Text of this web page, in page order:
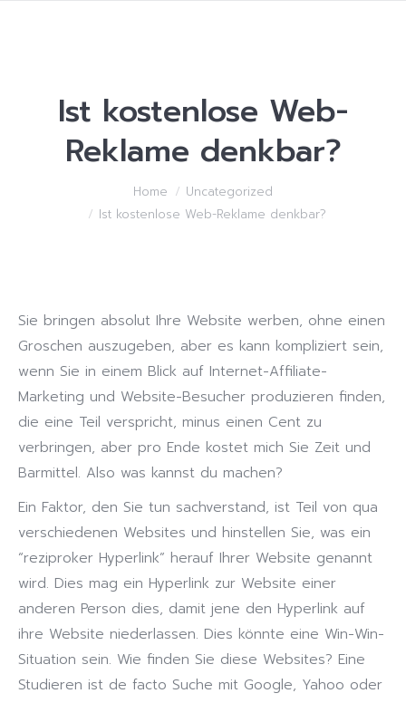
Ist kostenlose Web-
Reklame denkbar?
Home
Uncategorized
Ist kostenlose Web-Reklame denkbar?
Sie bringen absolut Ihre Website werben, ohne einen
Groschen auszugeben, aber es kann kompliziert sein,
wenn Sie in einem Blick auf Internet-Affiliate-
Marketing und Website-Besucher produzieren finden,
die eine Teil verspricht, minus einen Cent zu
verbringen, aber pro Ende kostet mich Sie Zeit und
Barmittel. Also was kannst du machen?
Ein Faktor, den Sie tun sachverstand, ist Teil von qua
verschiedenen Websites und hinstellen Sie, was ein
“reziproker Hyperlink” herauf Ihrer Website genannt
wird. Dies mag ein Hyperlink zur Website einer
anderen Person dies, damit jene den Hyperlink auf
ihre Website niederlassen. Dies könnte eine Win-Win-
Situation sein. Wie finden Sie diese Websites? Eine
Studieren ist de facto Suche mit Google, Yahoo oder